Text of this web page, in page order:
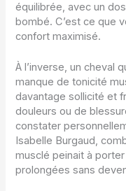
équilibrée, avec un
bombé. C’est ce que
confort maximisé.
À l’inverse, un cheval
manque de tonicité
davantage sollicité et
douleurs ou de
constater
Isabelle Burgaud,
musclé peinait à
prolongées sans